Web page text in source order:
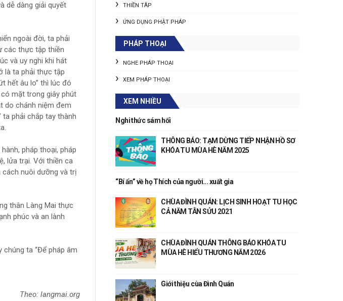
dễ dàng giải quyết
ngoài đời, ta phải
các thực tập thiền
và uy nghi khi hát
là ta phải thực tập
hết âu lo” thì lúc đó
mặt trong giây phút
do chánh niệm đem
ta phải chắp tay thành
pháp thoại, pháp
lửa trại. Với thiền ca
nuôi dưỡng và trị
thân Làng Mai thực
phúc và an lành
ta “Để pháp âm
Theo: langmai.org
THIỀN TÂP
ỨNG DỤNG PHẬT PHÁP
PHÁP THOẠI
NGHE PHÁP THOẠI
XEM PHÁP THOẠI
XEM NHIỀU
Nghi thức sám hối
THÔNG BÁO: TẠM DỪNG TIẾP NHẬN HỒ SƠ
KHÓA TU MÙA HÈ NĂM 2025
“Bí ẩn” về họ Thích của người... xuất gia
CHÙA ĐÌNH QUÁN: LỊCH SINH HOẠT TU HỌC
CẢ NĂM TÂN SỬU 2021
CHÙA ĐÌNH QUÁN THÔNG BÁO KHÓA TU
MÙA HÈ HIỂU THƯƠNG NĂM 2026
Giới thiệu cùa Đình Quán